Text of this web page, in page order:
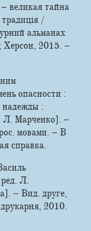
великая тайна
традиція /
альманах
2015. –
опасности :
надежды :
Л. Марченко]. –
мовами. – В
справка.
Л.
– Вид. друге,
2010.